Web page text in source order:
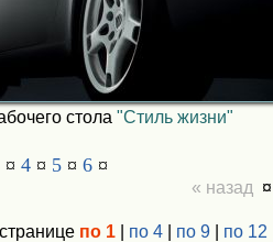
стола "Стиль жизни"
¤ 4 ¤ 5 ¤ 6 ¤
« назад ¤
по 1 по 4 по 9
по 12